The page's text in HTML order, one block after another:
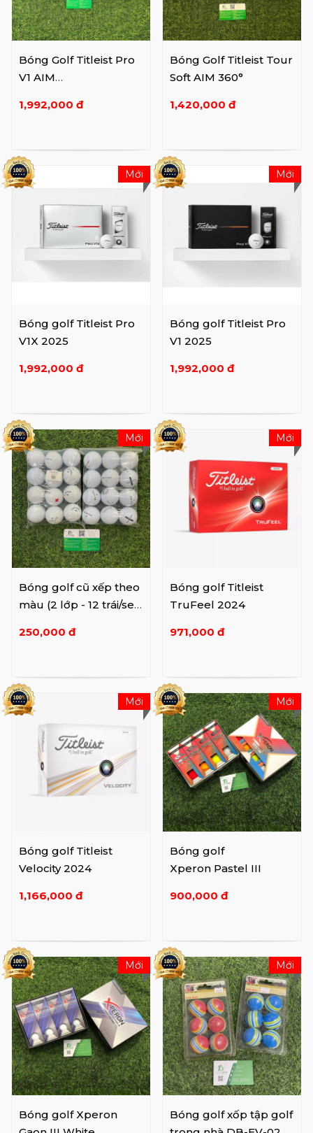
Bóng Golf Titleist Pro
V1 AIM
d ...
1,992,000 đ
Bóng Golf Titleist Tour
Soft AIM 360°
1,420,000 đ
Bóng golf Titleist Pro
V1X 2025
1,992,000 đ
Mới
Bóng golf Titleist Pro
V1 2025
1,992,000 đ
Mới
Bóng golf cũ xếp theo
màu (2 lớp - 12 trái/set)
250,000 đ
Mới
Bóng golf Titleist
TruFeel 2024
971,000 đ
Mới
Bóng golf Titleist
Velocity 2024
1,166,000 đ
Mới
Bóng golf
Xperon Pastel III
900,000 đ
Mới
Bóng golf Xperon
Mới
Bóng golf xốp tập golf
Mới